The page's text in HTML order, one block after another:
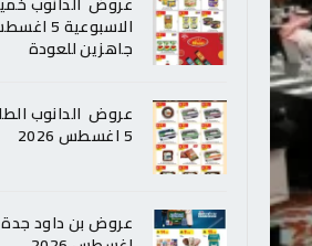
جاهزين للعودة
عروض الدانوب
5 اغسطس 2026